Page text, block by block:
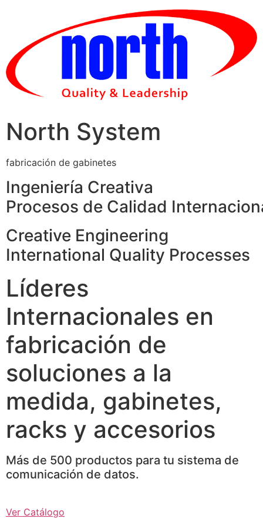
North System
fabricación de gabinetes
Ingeniería Creativa
Procesos de Calidad
Creative Engineering
International Quality Processes
Líderes
Internacionales en
fabricación de
soluciones a la
medida, gabinetes,
racks y accesorios
Más de 500 productos para tu sistema de
comunicación de datos.
Ver Catálogo